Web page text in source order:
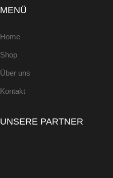
MENÜ
Home
Shop
Über uns
Kontakt
UNSERE PARTNER